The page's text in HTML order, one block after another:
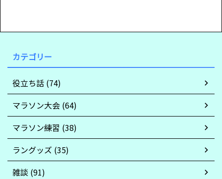
カテゴリー
役立ち話 (74)
マラソン大会 (64)
マラソン練習 (38)
ラングッズ (35)
雑談 (91)